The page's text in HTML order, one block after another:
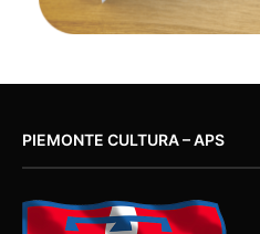
PIEMONTE CULTURA – APS